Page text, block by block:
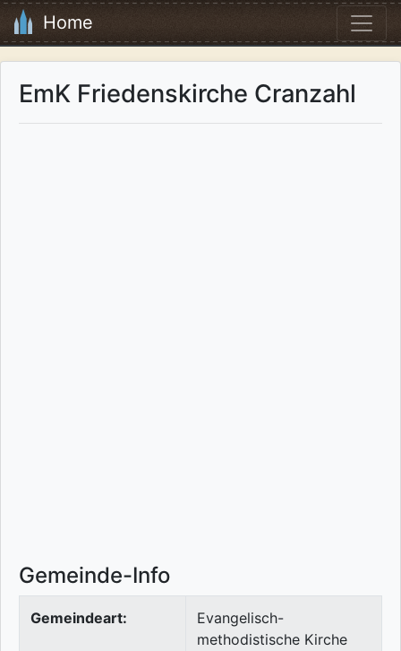
Home
EmK Friedenskirche Cranzahl
Gemeinde-Info
Gemeindeart:
Evangelisch-
methodistische Kirche